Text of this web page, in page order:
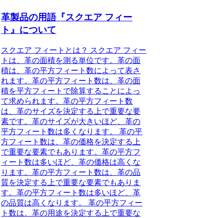
革製品の用語『スクエア フィー
ト』について
スクエア フィートとは？ スクエア フィー
トは、革の面積を測る単位です。革の面
積は、革の平方フィート数によって表さ
れます。革の平方フィート数は、革の面
積を平方フィートで除算することによっ
て求められます。革の平方フィート数
は、革のサイズを決定する上で重要な要
素です。革のサイズが大きいほど、革の
平方フィート数は多くなります。 革の平
方フィート数は、革の価格を決定する上
で重要な要素でもあります。革の平方フ
ィート数は多いほど、革の価格は高くな
ります。革の平方フィート数は、革の品
質を決定する上で重要な要素でもありま
す。革の平方フィート数は多いほど、革
の品質は高くなります。 革の平方フィー
ト数は、革の用途を決定する上で重要な